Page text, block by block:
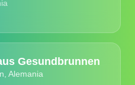
Gesundbrunnen
Alemania